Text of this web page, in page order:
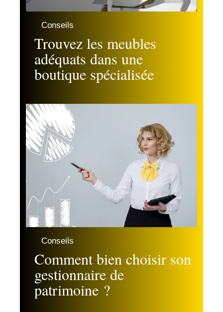
Conseils
Trouvez les meubles
adéquats dans une
boutique spécialisée
Conseils
Comment bien choisir son
gestionnaire de
patrimoine ?